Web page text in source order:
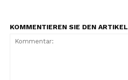
KOMMENTIEREN SIE DEN ARTIKEL